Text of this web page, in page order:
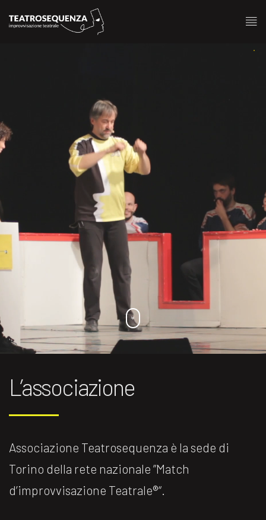
L’associazione
Associazione Teatrosequenza è la sede di
Torino della rete nazionale ”Match
d’improvvisazione Teatrale®️“.